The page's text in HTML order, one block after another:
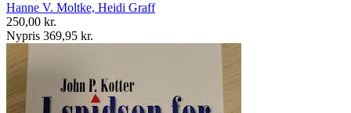
Hanne V. Moltke, Heidi Graff
250,00 kr.
Nypris 369,95 kr.